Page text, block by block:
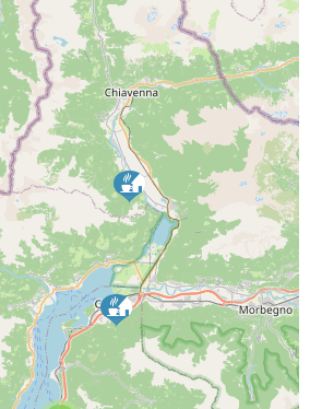
CO-FINANZIATO DA:
CAPOFILA: